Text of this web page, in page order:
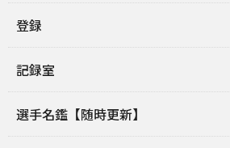
登録
記録室
選手名鑑【随時更新】